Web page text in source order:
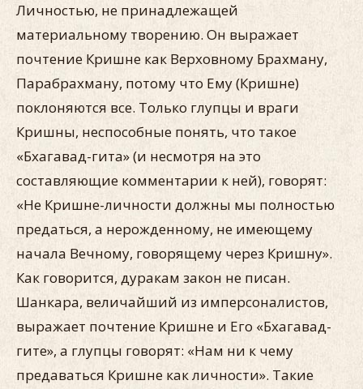
Личностью, не принадлежащей
материальному творению. Он выражает
почтение Кришне как Верховному Брахману,
Парабрахману, потому что Ему (Кришне)
поклоняются все. Только глупцы и враги
Кришны, неспособные понять, что такое
«Бхагавад-гита» (и несмотря на это
составляющие комментарии к ней), говорят:
«Не Кришне-личности должны мы полностью
предаться, а нерожденному, не имеющему
начала Вечному, говорящему через Кришну».
Как говорится, дуракам закон не писан.
Шанкара, величайший из имперсоналистов,
выражает почтение Кришне и Его «Бхагавад-
гите», а глупцы говорят: «Нам ни к чему
предаваться Кришне как личности». Такие